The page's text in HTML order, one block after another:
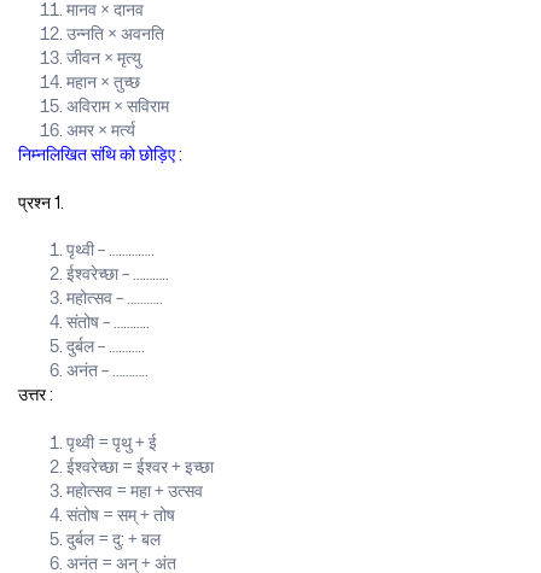
मानव × दानव
उन्नति × अवनति
जीवन × मृत्यु
महान × तुच्छ
अविराम × सविराम
अमर × मर्त्य
निम्नलिखित संथि को छोड़िए :
प्रश्न 1.
पृथ्वी – …………..
ईश्वरेच्छा – ………..
महोत्सव – ………..
संतोष – ………..
दुर्बल – ………..
अनंत – ………..
उत्तर :
पृथ्वी = पृथु + ई
ईश्वरेच्छा = ईश्वर + इच्छा
महोत्सव = महा + उत्सव
संतोष = सम् + तोष
दुर्बल = दु: + बल
अनंत = अन् + अंत